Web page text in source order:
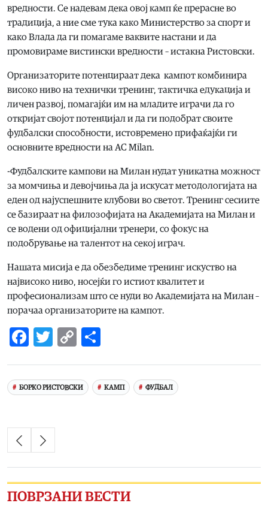
вредности. Се надевам дека овој камп ќе прерасне во
традиција, а ние сме тука како Министерство за спорт и
како Влада да ги помагаме ваквите настани и да
промовираме вистински вредности – истакна Ристовски.
Организаторите потенцираат дека кампот комбинира
високо ниво на технички тренинг, тактичка едукација и
личен развој, помагајќи им на младите играчи да го
откријат својот потенцијал и да ги подобрат своите
фудбалски способности, истовремено прифаќајќи ги
основните вредности на AC Milan.
-Фудбалските кампови на Милан нудат уникатна можност
за момчиња и девојчиња да ја искусат методологијата на
еден од најуспешните клубови во светот. Тренинг сесиите
се базираат на филозофијата на Академијата на Милан и
се водени од официјални тренери, со фокус на
подобрување на талентот на секој играч.
Нашата мисија е да обезбедиме тренинг искуство на
највисоко ниво, носејќи го истиот квалитет и
професионализам што се нуди во Академијата на Милан –
порачаа организаторите на кампот.
Facebook
Twitter
Copy
БОРКО РИСТОВСКИ КАМП ФУДБАЛ
ПОВРЗАНИ ВЕСТИ